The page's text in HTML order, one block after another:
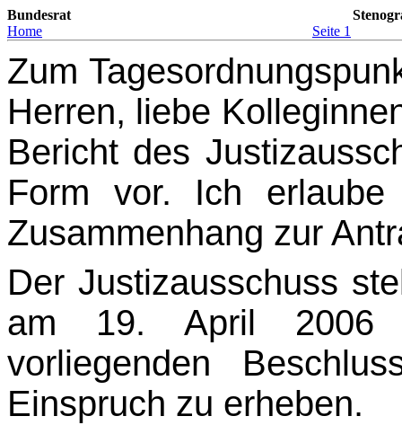
Bundesrat
Home
Seite 1
Zum
Herren, liebe
Bericht des
Form vor. Ich
Zusammenhang zur
Der Justizausschuss
am 19. April
vorliegenden
Einspruch zu erheben.